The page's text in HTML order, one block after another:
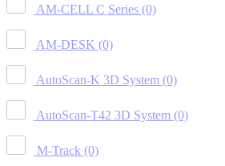
AM-CELL C Series (0)
AM-DESK (0)
AutoScan-K 3D System (0)
AutoScan-T42 3D System (0)
M-Track (0)